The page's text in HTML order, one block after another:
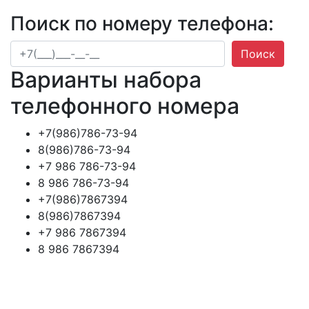
Поиск по номеру телефона:
Поиск
Варианты набора
телефонного номера
+7(986)786-73-94
8(986)786-73-94
+7 986 786-73-94
8 986 786-73-94
+7(986)7867394
8(986)7867394
+7 986 7867394
8 986 7867394